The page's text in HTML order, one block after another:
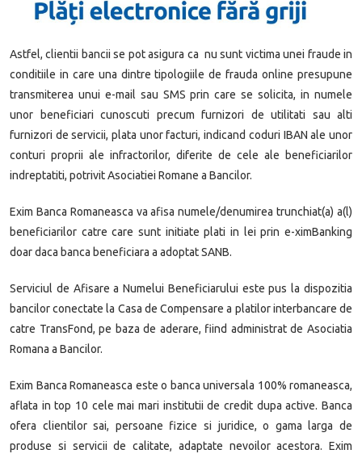
Astfel, clientii bancii se pot asigura ca nu sunt victima unei fraude in
conditiile in care una dintre tipologiile de frauda online presupune
transmiterea unui e-mail sau SMS prin care se solicita, in numele
unor beneficiari cunoscuti precum furnizori de utilitati sau alti
furnizori de servicii, plata unor facturi, indicand coduri IBAN ale unor
conturi proprii ale infractorilor, diferite de cele ale beneficiarilor
indreptatiti, potrivit Asociatiei Romane a Bancilor.
Exim Banca Romaneasca va afisa numele/denumirea trunchiat(a) a(l)
beneficiarilor catre care sunt initiate plati in lei prin e-ximBanking
doar daca banca beneficiara a adoptat SANB.
Serviciul de Afisare a Numelui Beneficiarului este pus la dispozitia
bancilor conectate la Casa de Compensare a platilor interbancare de
catre TransFond, pe baza de aderare, fiind administrat de Asociatia
Romana a Bancilor.
Exim Banca Romaneasca este o banca universala 100% romaneasca,
aflata in top 10 cele mai mari institutii de cre­dit dupa active. Banca
ofera clientilor sai, persoane fizice si juridice, o gama larga de
produse si servicii de calitate, adaptate nevoilor acestora. Exim